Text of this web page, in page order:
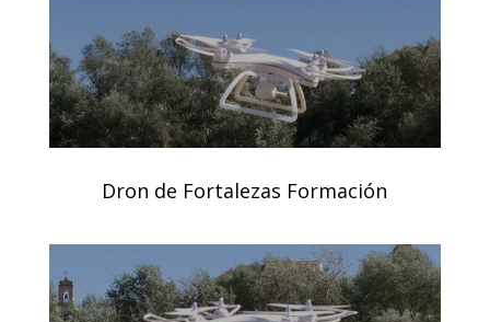
Dron de Fortalezas Formación